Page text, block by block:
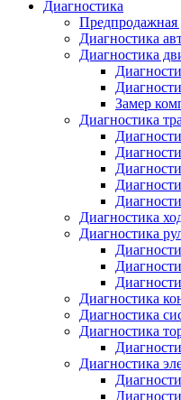
Диагностика
Предпродажная
Диагностика
Диагностика
Замер
Диагностика
Диагностика
Диагностика
Диагностика
Диагностика
Диагностика
Диагностика